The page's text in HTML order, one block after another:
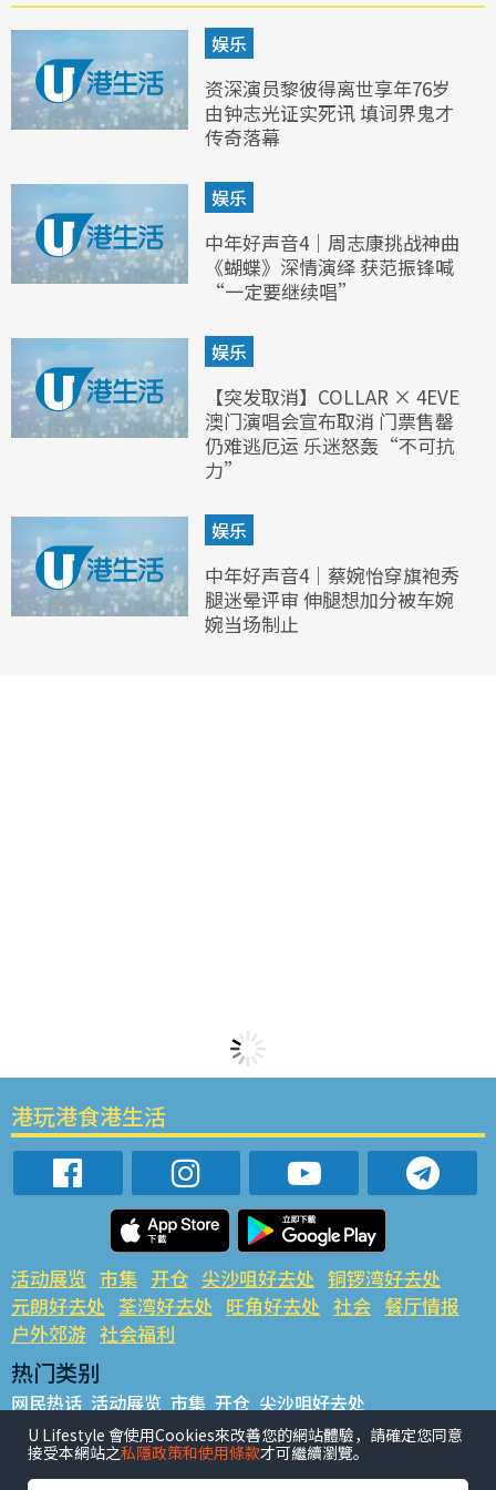
娱乐
资深演员黎彼得离世享年76岁
由钟志光证实死讯 填词界鬼才
传奇落幕
娱乐
中年好声音4｜周志康挑战神曲
《蝴蝶》深情演绎 获范振锋喊
“一定要继续唱”
娱乐
【突发取消】COLLAR × 4EVE
澳门演唱会宣布取消 门票售罄
仍难逃厄运 乐迷怒轰“不可抗
力”
娱乐
中年好声音4｜蔡婉怡穿旗袍秀
腿迷晕评审 伸腿想加分被车婉
婉当场制止
港玩港食港生活
活动展览 市集 开仓 尖沙咀好去处 铜锣湾好去处
元朗好去处 荃湾好去处 旺角好去处 社会 餐厅情报
户外郊游 社会福利
热门类别
网民热话 活动展览 市集 开仓 尖沙咀好去处
铜锣湾好去处 元朗好去处 荃湾好去处 旺角好去处 社会
餐厅情报 户外郊游
U Lifestyle 會使用Cookies來改善您的網站體驗，請確定您同意
接受本網站之私隱政策和使用條款才可繼續瀏覽。